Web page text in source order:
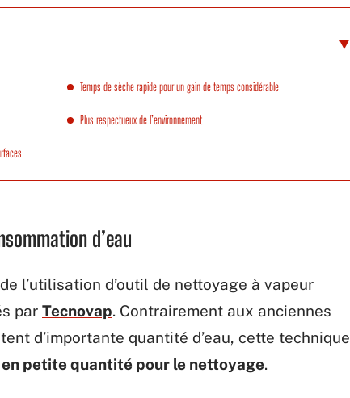
Temps de sèche rapide pour un gain de temps considérable
Plus respectueux de l’environnement
d’eau
l’utilisation d’outil de nettoyage à vapeur
par Tecnovap. Contrairement aux anciennes
d’importante quantité d’eau, cette technique
en petite quantité pour le nettoyage.